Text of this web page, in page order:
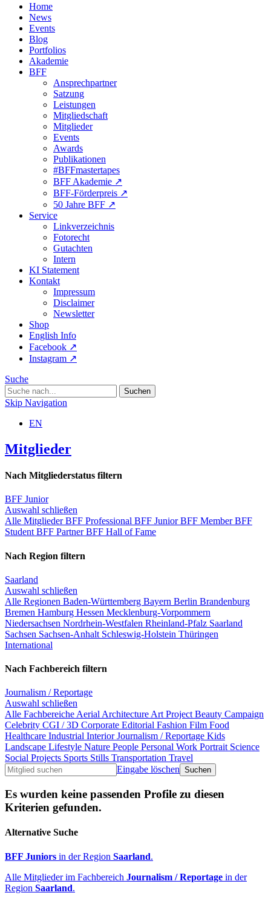
Home
News
Events
Blog
Portfolios
Akademie
BFF
Ansprechpartner
Satzung
Leistungen
Mitgliedschaft
Mitglieder
Events
Awards
Publikationen
#BFFmastertapes
BFF Akademie ↗︎
BFF-Förderpreis ↗︎
50 Jahre BFF ↗︎
Service
Linkverzeichnis
Fotorecht
Gutachten
Intern
KI Statement
Kontakt
Impressum
Disclaimer
Newsletter
Shop
English Info
Facebook ↗︎
Instagram ↗︎
Suche
Skip Navigation
EN
Mitglieder
Nach Mitgliederstatus filtern
BFF Junior
Auswahl schließen
Alle MitgliederBFF Professional BFF JuniorBFF MemberBFF
Student BFF PartnerBFF Hall of Fame
Nach Region filtern
Saarland
Auswahl schließen
Alle Regionen Baden-Württemberg Bayern Berlin Brandenburg
Bremen Hamburg Hessen Mecklenburg-Vorpommern
Niedersachsen Nordrhein-Westfalen Rheinland-Pfalz Saarland
Sachsen Sachsen-Anhalt Schleswig-Holstein Thüringen
International
Nach Fachbereich filtern
Journalism / Reportage
Auswahl schließen
Alle Fachbereiche Aerial Architecture Art Project Beauty Campaign
Celebrity CGI / 3D Corporate Editorial Fashion Film Food
Healthcare Industrial InteriorJournalism / Reportage Kids
Landscape Lifestyle Nature People Personal Work Portrait Science
Social Projects Sports Stills Transportation Travel
Eingabe löschen
Es wurden keine passenden Profile zu diesen
Kriterien gefunden.
Alternative Suche
BFF Juniors in der Region Saarland.
Alle Mitglieder im Fachbereich Journalism / Reportage in der
Region Saarland.